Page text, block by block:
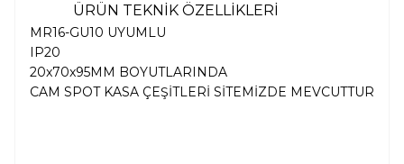
ÜRÜN TEKNİK ÖZELLİKLERİ
MR16-GU10 UYUMLU
IP20
20x70x95MM BOYUTLARINDA
CAM SPOT KASA ÇEŞİTLERİ SİTEMİZDE MEVCUTTUR